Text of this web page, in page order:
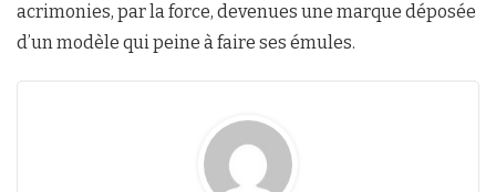
acrimonies, par la force, devenues une marque déposée
d’un modèle qui peine à faire ses émules.